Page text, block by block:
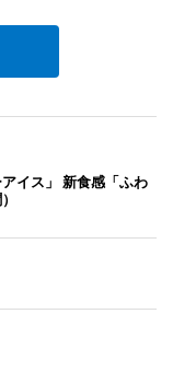
イス」 新食感「ふわ